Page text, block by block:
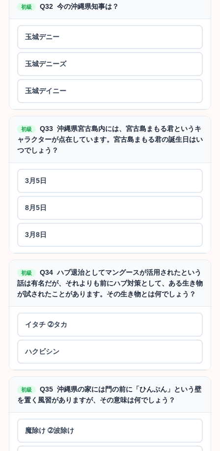
初級 Q32 今の沖縄県知事は？
玉城デニー
玉城デニーズ
玉城デイニー
初級
Q33 沖縄県宮古島内には、宮古島まもる君というキ
ャラクターが点在しています。宮古島まもる君の誕生日はい
つでしょう？
3月5日
8月5日
3月8日
初級
Q34 ハブ退治としてマングースが活用されたという
話は有名だが、それよりも前にハブ対策として、ある生き物
が試されたことがあります。その生き物とは何でしょう？
イタチ ➁タカ
ハクビシン
初級
Q35 沖縄県の家には門の前に「ひんぷん」という壁
を置く風習がありますが、その意味は何でしょう？
魔除け ➁波除け